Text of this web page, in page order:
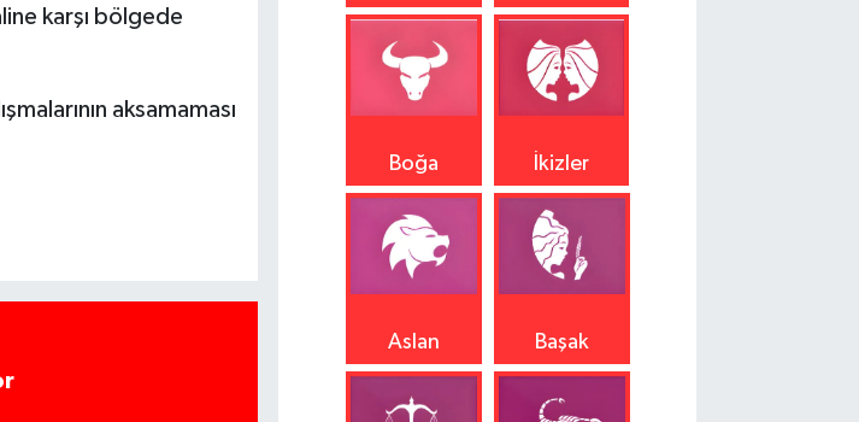
karşı bölgede
aksamaması
Boğa İkizler
Aslan Başak